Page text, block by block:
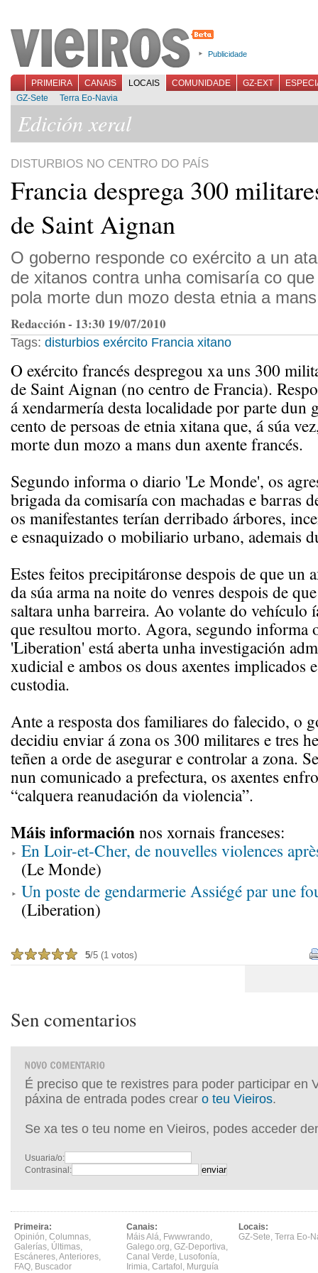
Publicidade
PRIMEIRA CANAIS LOCAIS COMUNIDADE GZ-EXT
GZ-Sete
Terra Eo-Navia
Edición xeral
DISTURBIOS NO CENTRO DO PAÍS
Francia desprega 300
de Saint Aignan
O goberno responde co exército a un
de xitanos contra unha comisaría co
pola morte dun mozo desta etnia a
Redacción - 13:30 19/07/2010
Tags: disturbios exército Francia xitano
O exército francés despregou xa uns 300
de Saint Aignan (no centro de Francia).
á xendarmería desta localidade por parte dun
cento de persoas de etnia xitana que, á súa
morte dun mozo a mans dun axente francés.
Segundo informa o diario 'Le Monde', os
brigada da comisaría con machadas e barras
os manifestantes terían derribado árbores,
e esnaquizado o mobiliario urbano, ademais
Estes feitos precipitáronse despois de que un
da súa arma na noite do venres despois de
saltara unha barreira. Ao volante do vehículo
que resultou morto. Agora, segundo informa
'Liberation' está aberta unha investigación
xudicial e ambos os dous axentes implicados
custodia.
Ante a resposta dos familiares do falecido, o
decidiu enviar á zona os 300 militares e tres
teñen a orde de asegurar e controlar a zona.
nun comunicado a prefectura, os axentes
“calquera reanudación da violencia”.
Máis informaciónnos xornais franceses:
En Loir-et-Cher, de nouvelles violences
(Le Monde)
Un poste de gendarmerie Assiégé par une
(Liberation)
5/5 (1 votos)
Sen comentarios
É preciso que te rexistres para poder participar en
páxina de entrada podes crear o teu Vieiros.
Se xa tes o teu nome en Vieiros, podes acceder
Usuaria/o:
Contrasinal:
Primeira:
Opinión, Columnas,
Galerías, Últimas,
Escáneres,Anteriores,
FAQ, Buscador
Canais:
Máis Alá, Fwwwrando,
Galego.org, GZ-Deportiva,
Canal Verde, Lusofonía,
Irimia, Cartafol , Murguía
Locais:
GZ-Sete, Terra Eo-